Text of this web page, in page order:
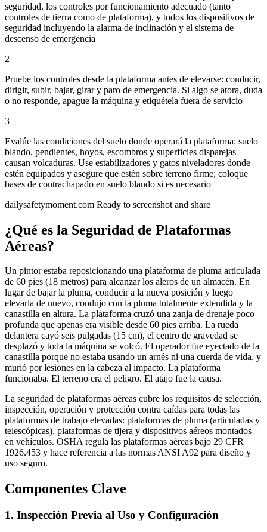
seguridad, los controles por funcionamiento adecuado (tanto
controles de tierra como de plataforma), y todos los dispositivos de
seguridad incluyendo la alarma de inclinación y el sistema de
descenso de emergencia
2
Pruebe los controles desde la plataforma antes de elevarse: conducir,
dirigir, subir, bajar, girar y paro de emergencia. Si algo se atora, duda
o no responde, apague la máquina y etiquétela fuera de servicio
3
Evalúe las condiciones del suelo donde operará la plataforma: suelo
blando, pendientes, hoyos, escombros y superficies disparejas
causan volcaduras. Use estabilizadores y gatos niveladores donde
estén equipados y asegure que estén sobre terreno firme; coloque
bases de contrachapado en suelo blando si es necesario
dailysafetymoment.com Ready to screenshot and share
¿Qué es la Seguridad de Plataformas
Aéreas?
Un pintor estaba reposicionando una plataforma de pluma articulada
de 60 pies (18 metros) para alcanzar los aleros de un almacén. En
lugar de bajar la pluma, conducir a la nueva posición y luego
elevarla de nuevo, condujo con la pluma totalmente extendida y la
canastilla en altura. La plataforma cruzó una zanja de drenaje poco
profunda que apenas era visible desde 60 pies arriba. La rueda
delantera cayó seis pulgadas (15 cm), el centro de gravedad se
desplazó y toda la máquina se volcó. El operador fue eyectado de la
canastilla porque no estaba usando un arnés ni una cuerda de vida, y
murió por lesiones en la cabeza al impacto. La plataforma
funcionaba. El terreno era el peligro. El atajo fue la causa.
La seguridad de plataformas aéreas cubre los requisitos de selección,
inspección, operación y protección contra caídas para todas las
plataformas de trabajo elevadas: plataformas de pluma (articuladas y
telescópicas), plataformas de tijera y dispositivos aéreos montados
en vehículos. OSHA regula las plataformas aéreas bajo 29 CFR
1926.453 y hace referencia a las normas ANSI A92 para diseño y
uso seguro.
Componentes Clave
1. Inspección Previa al Uso y Configuración